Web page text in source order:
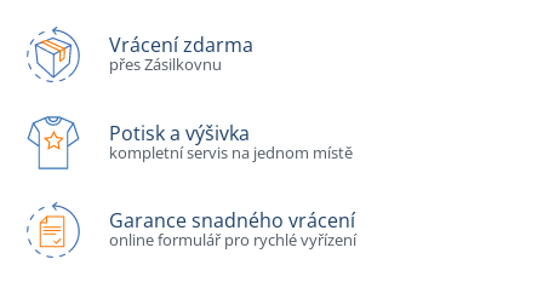
Vrácení zdarma
přes Zásilkovnu
Potisk a výšivka
kompletní servis na jednom místě
Garance snadného vrácení
online formulář pro rychlé vyřízení